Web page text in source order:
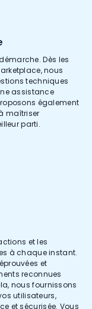
Dès les
nous
techniques
assistance
également
maîtriser
parti.
et les
à chaque instant.
et
reconnues
nous fournissons
utilisateurs,
et sécurisée. Vous